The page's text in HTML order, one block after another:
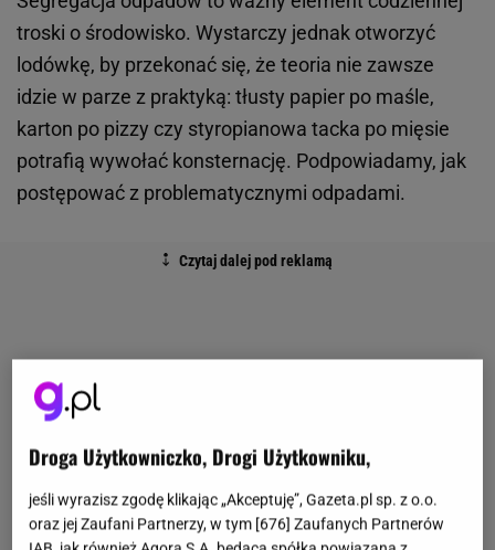
troski o środowisko. Wystarczy jednak otworzyć
lodówkę, by przekonać się, że teoria nie zawsze
idzie w parze z praktyką: tłusty papier po maśle,
karton po pizzy czy styropianowa tacka po mięsie
potrafią wywołać konsternację. Podpowiadamy, jak
postępować z problematycznymi odpadami.
Droga Użytkowniczko, Drogi Użytkowniku,
jeśli wyrazisz zgodę klikając „Akceptuję”, Gazeta.pl sp. z o.o.
oraz jej Zaufani Partnerzy, w tym [676] Zaufanych Partnerów